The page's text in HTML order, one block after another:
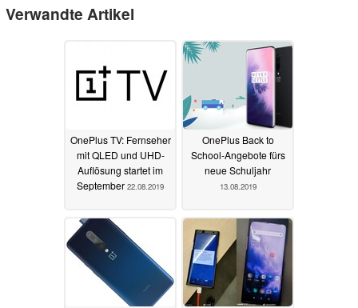
Verwandte Artikel
OnePlus TV: Fernseher
mit QLED und UHD-
Auflösung startet im
September 22.08.2019
OnePlus Back to
School-Angebote fürs
neue Schuljahr
13.08.2019